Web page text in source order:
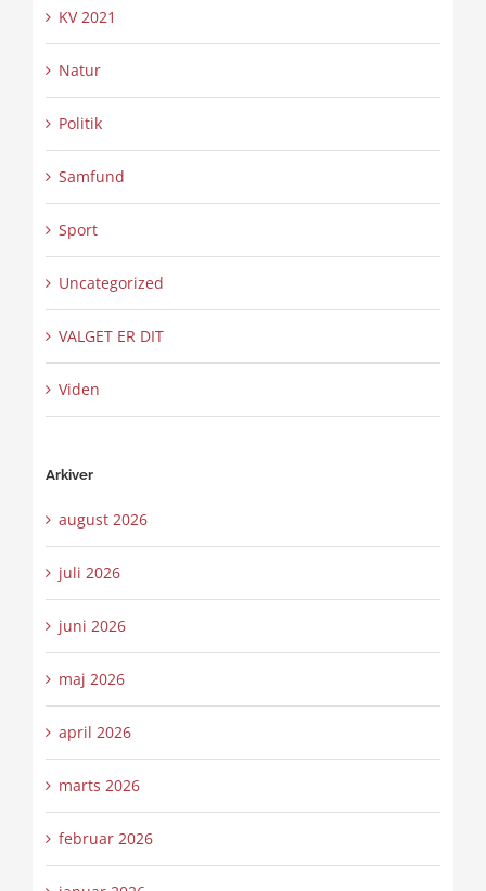
KV 2021
Natur
Politik
Samfund
Sport
Uncategorized
VALGET ER DIT
Viden
Arkiver
august 2026
juli 2026
juni 2026
maj 2026
april 2026
marts 2026
februar 2026